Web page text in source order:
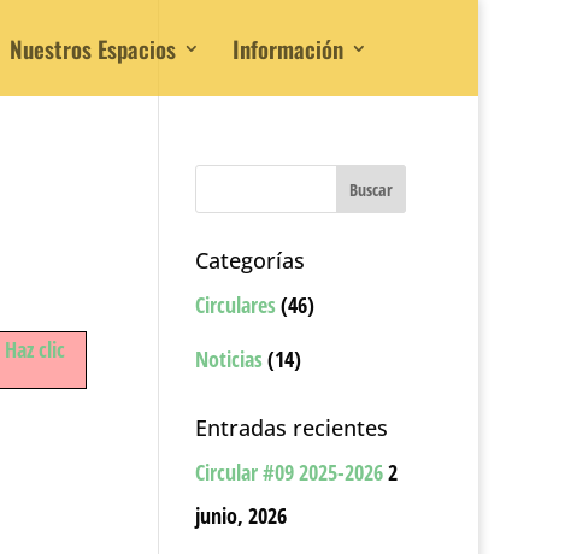
Nuestros Espacios Información
Haz clic
Categorías
Circulares (46)
Noticias (14)
Entradas recientes
Circular #09 2025-20262
junio, 2026